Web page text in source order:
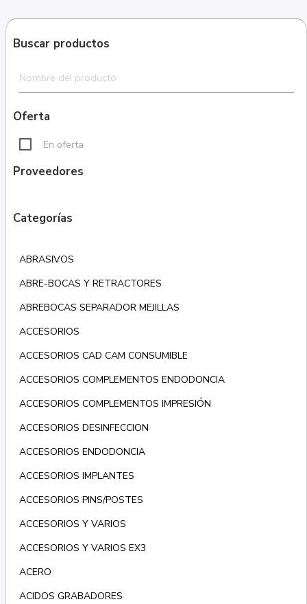
Buscar productos
Oferta
En oferta
Proveedores
Categorías
ABRASIVOS
ABRE-BOCAS Y RETRACTORES
ABREBOCAS SEPARADOR MEJILLAS
ACCESORIOS
ACCESORIOS CAD CAM CONSUMIBLE
ACCESORIOS COMPLEMENTOS ENDODONCIA
ACCESORIOS COMPLEMENTOS IMPRESIÓN
ACCESORIOS DESINFECCION
ACCESORIOS ENDODONCIA
ACCESORIOS IMPLANTES
ACCESORIOS PINS/POSTES
ACCESORIOS Y VARIOS
ACCESORIOS Y VARIOS EX3
ACERO
ACIDOS GRABADORES